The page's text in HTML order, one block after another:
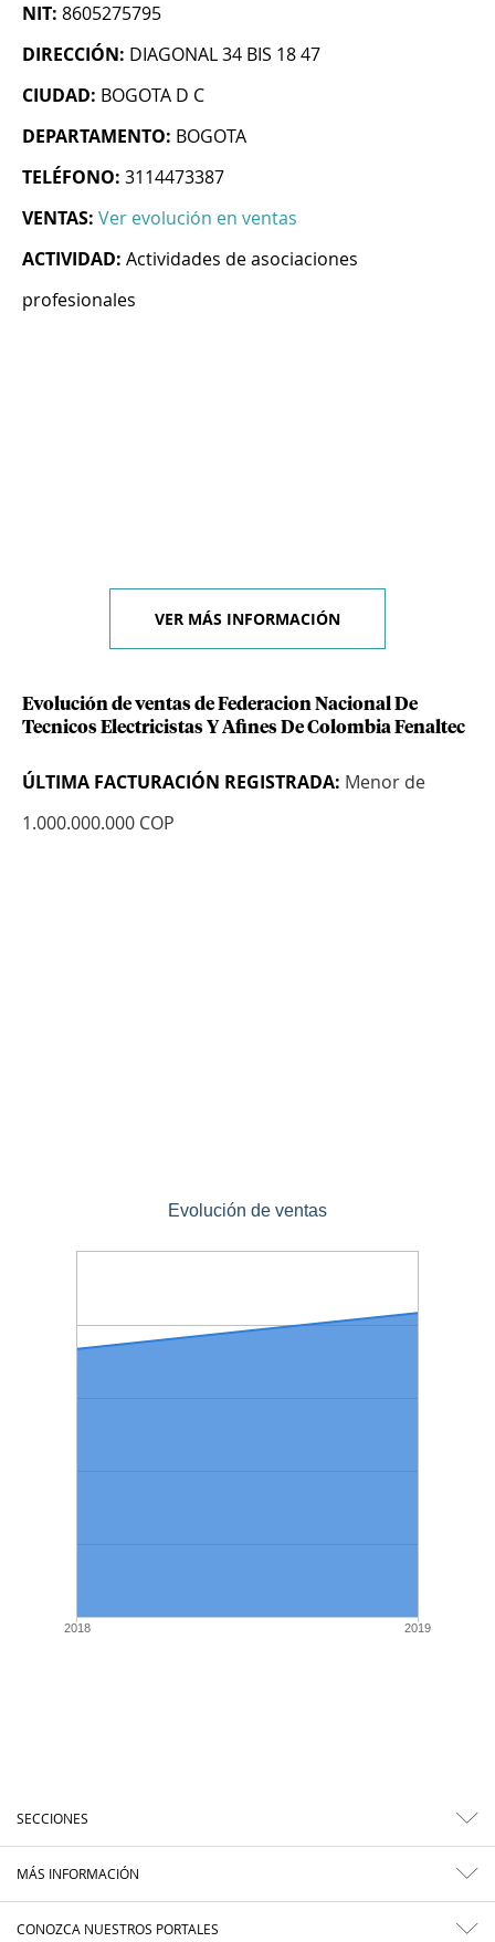
NIT: 8605275795
DIRECCIÓN: DIAGONAL 34 BIS 18 47
CIUDAD: BOGOTA D C
DEPARTAMENTO: BOGOTA
TELÉFONO: 3114473387
VENTAS: Ver evolución en ventas
ACTIVIDAD: Actividades de asociaciones
profesionales
VER MÁS INFORMACIÓN
Evolución de ventas de Federacion Nacional De
Tecnicos Electricistas Y Afines De Colombia Fenaltec
ÚLTIMA FACTURACIÓN REGISTRADA: Menor de
1.000.000.000 COP
Evolución de ventas
2018 2019
SECCIONES
MÁS INFORMACIÓN
CONOZCA NUESTROS PORTALES